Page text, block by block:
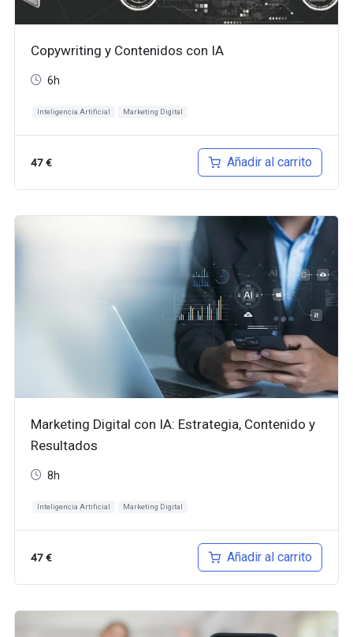
Copywriting y Contenidos con IA
6h
Inteligencia Artificial Marketing Digital
47€ Añadir al carrito
Marketing Digital con IA: Estrategia, Contenido y
Resultados
8h
Inteligencia Artificial Marketing Digital
47€ Añadir al carrito